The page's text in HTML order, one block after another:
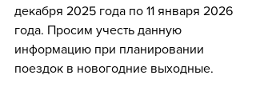
декабря 2025 года по 11 января 2026
года. Просим учесть данную
информацию при планировании
поездок в новогодние выходные.